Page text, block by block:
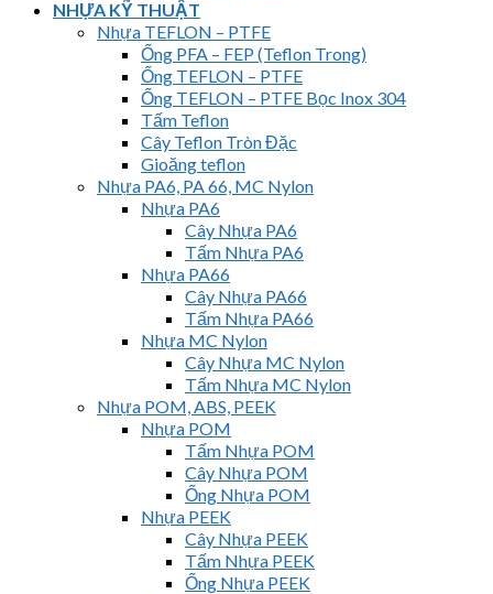
NHỰA KỸ THUẬT
Nhựa TEFLON – PTFE
Ống PFA – FEP (Teflon Trong)
Ống TEFLON – PTFE
Ống TEFLON – PTFE Bọc Inox 304
Tấm Teflon
Cây Teflon Tròn Đặc
Gioăng teflon
Nhựa PA6, PA 66, MC Nylon
Nhựa PA6
Cây Nhựa PA6
Tấm Nhựa PA6
Nhựa PA66
Cây Nhựa PA66
Tấm Nhựa PA66
Nhựa MC Nylon
Cây Nhựa MC Nylon
Tấm Nhựa MC Nylon
Nhựa POM, ABS, PEEK
Nhựa POM
Tấm Nhựa POM
Cây Nhựa POM
Ống Nhựa POM
Nhựa PEEK
Cây Nhựa PEEK
Tấm Nhựa PEEK
Ống Nhựa PEEK